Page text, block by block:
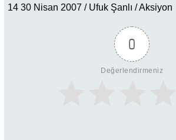
14 30 Nisan 2007 / Ufuk Şanlı / Aksiyon
0
Değerlendirmeniz